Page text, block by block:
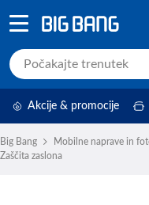
Akcije & promocije
Big Bang Mobilne naprave in
Zaščita zaslona